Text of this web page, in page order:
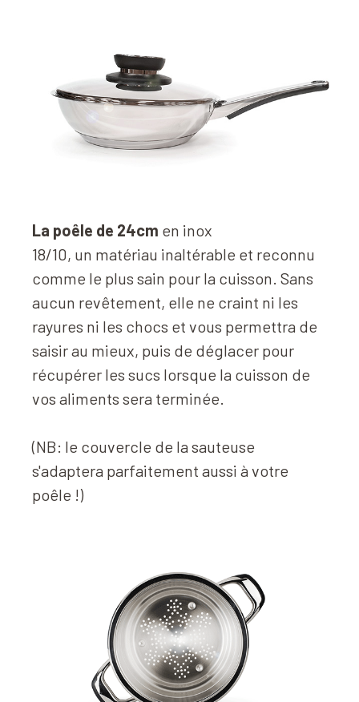
La poêle de 24cm en inox
18/10, un matériau inaltérable et reconnu
comme le plus sain pour la cuisson. Sans
aucun revêtement, elle ne craint ni les
rayures ni les chocs et vous permettra de
saisir au mieux, puis de déglacer pour
récupérer les sucs lorsque la cuisson de
vos aliments sera terminée.
(NB: le couvercle de la sauteuse
s'adaptera parfaitement aussi à votre
poêle !)